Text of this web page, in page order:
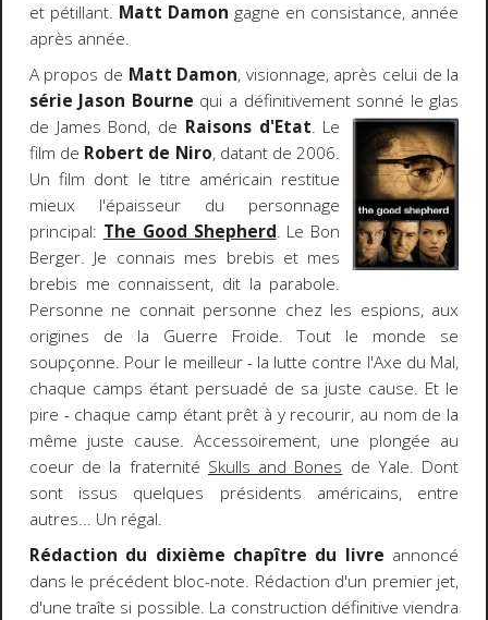
et pétillant. Matt Damon gagne en consistance, année
après année.
A propos de Matt Damon, visionnage, après celui de la
série Jason Bourne qui a définitivement sonné le glas
de James Bond, de Raisons d'Etat. Le
film de Robert de Niro, datant de 2006.
Un film dont le titre américain restitue
mieux l'épaisseur du personnage
principal: The Good Shepherd. Le Bon
Berger. Je connais mes brebis et mes
brebis me connaissent, dit la parabole.
Personne ne connait personne chez les espions, aux
origines de la Guerre Froide. Tout le monde se
soupçonne. Pour le meilleur - la lutte contre l'Axe du Mal,
chaque camps étant persuadé de sa juste cause. Et le
pire - chaque camp étant prêt à y recourir, au nom de la
même juste cause. Accessoirement, une plongée au
coeur de la fraternité Skulls and Bones de Yale. Dont
sont issus quelques présidents américains, entre
autres... Un régal.
Rédaction du dixième chapître du livre annoncé
dans le précédent bloc-note. Rédaction d'un premier jet,
d'une traîte si possible. La construction définitive viendra